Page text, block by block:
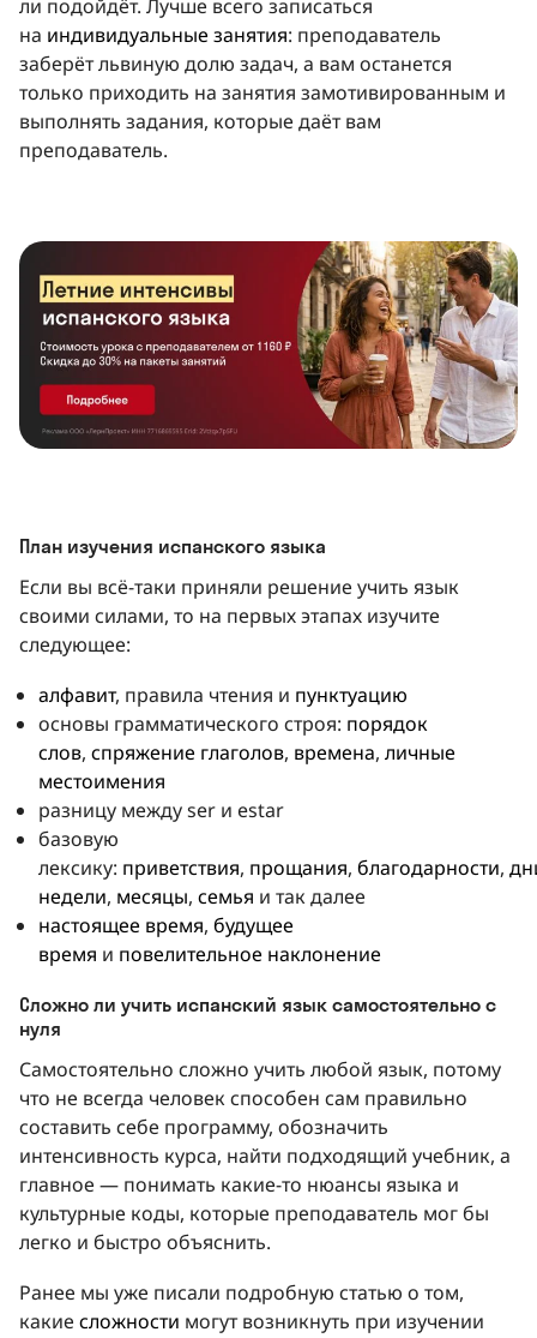
ли подойдёт. Лучше всего записаться
на индивидуальные занятия: преподаватель
заберёт львиную долю задач, а вам останется
только приходить на занятия замотивированным и
выполнять задания, которые даёт вам
преподаватель.
План изучения испанского языка
Если вы всё-таки приняли решение учить язык
своими силами, то на первых этапах изучите
следующее:
алфавит, правила чтения и пунктуацию
основы грамматического строя: порядок
слов, спряжение глаголов, времена, личные
местоимения
разницу между ser и estar
базовую
лексику: приветствия, прощания, благодарности,
недели, месяцы, семья и так далее
настоящее время, будущее
время и повелительное наклонение
Сложно ли учить испанский язык самостоятельно с
нуля
Самостоятельно сложно учить любой язык, потому
что не всегда человек способен сам правильно
составить себе программу, обозначить
интенсивность курса, найти подходящий учебник, а
главное — понимать какие-то нюансы языка и
культурные коды, которые преподаватель мог бы
легко и быстро объяснить.
Ранее мы уже писали подробную статью о том,
какие сложности могут возникнуть при изучении